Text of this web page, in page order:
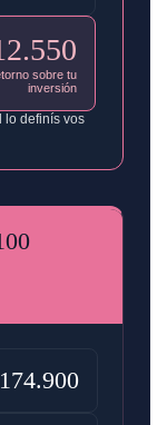
sobre tu
inversión
lo definís vos